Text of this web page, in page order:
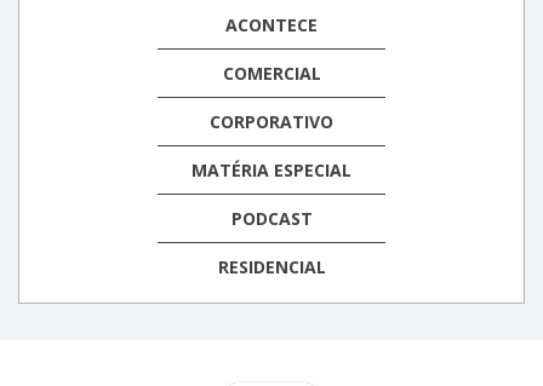
ACONTECE
COMERCIAL
CORPORATIVO
MATÉRIA ESPECIAL
PODCAST
RESIDENCIAL